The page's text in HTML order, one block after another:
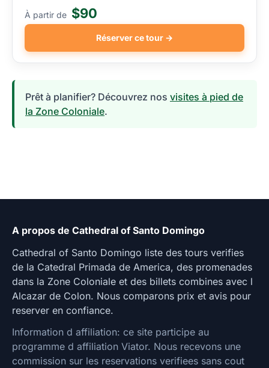
À partir de $90
Réserver ce tour →
Prêt à planifier? Découvrez nos visites à pied de
la Zone Coloniale.
A propos de Cathedral of Santo Domingo
Cathedral of Santo Domingo liste des tours verifies
de la Catedral Primada de America, des promenades
dans la Zone Coloniale et des billets combines avec l
Alcazar de Colon. Nous comparons prix et avis pour
reserver en confiance.
Information d affiliation: ce site participe au
programme d affiliation Viator. Nous recevons une
commission sur les reservations verifiees sans cout